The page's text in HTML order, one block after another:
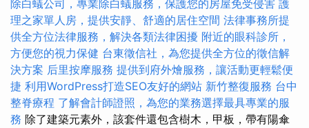
除白蟻公司，專業除白蟻服務，保護您的房屋免受侵害 護
理之家單人房，提供安靜、舒適的居住空間 法律事務所提
供全方位法律服務，解決各類法律困擾 附近的眼科診所，
方便您的視力保健 台東徵信社，為您提供全方位的徵信解
決方案 后里按摩服務 提供到府外燴服務，讓活動更輕鬆便
捷 利用WordPress打造SEO友好的網站 新竹整復服務 台中
整脊療程 了解會計師證照，為您的業務選擇最具專業的服
務 除了建築元素外，該套件還包含樹木，甲板，帶有陽傘